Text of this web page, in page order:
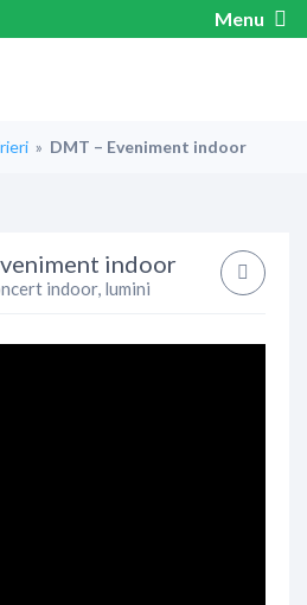
Menu
» DMT – Eveniment indoor
indoor
indoor, lumini